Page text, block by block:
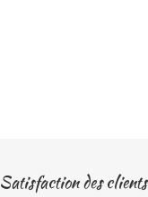
Satisfaction des clients